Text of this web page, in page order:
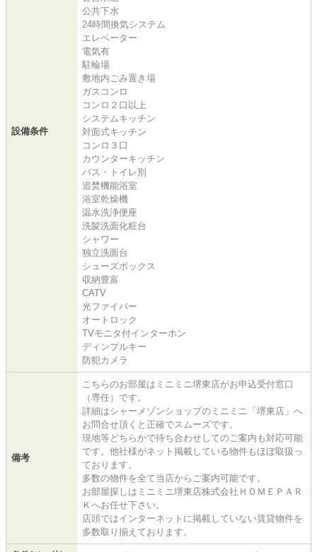
設備条件
公共下水
24時間換気システム
エレベーター
電気有
駐輪場
敷地内ごみ置き場
ガスコンロ
コンロ２口以上
システムキッチン
対面式キッチン
コンロ３口
カウンターキッチン
バス・トイレ別
追焚機能浴室
浴室乾燥機
温水洗浄便座
洗髪洗面化粧台
シャワー
独立洗面台
シューズボックス
収納豊富
CATV
光ファイバー
オートロック
TVモニタ付インターホン
ディンプルキー
防犯カメラ
備考
こちらのお部屋はミニミニ堺東店がお申込受付窓口
（専任）です。
詳細はシャーメゾンショップのミニミニ「堺東店」へ
お問合せ頂くと正確でスムーズです。
現地等どちらかで待ち合わせしてのご案内も対応可能
です。他社様がネット掲載している物件もほぼ取扱っ
ております。
多数の物件を全て当店からご案内可能です。
お部屋探しはミニミニ堺東店株式会社ＨＯＭＥＰＡＲ
Ｋへお任せ下さい。
店頭ではインターネットに掲載していない賃貸物件を
多数取り揃えております。